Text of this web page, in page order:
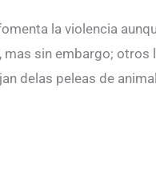
la violencia
sin embargo;
delas peleas de